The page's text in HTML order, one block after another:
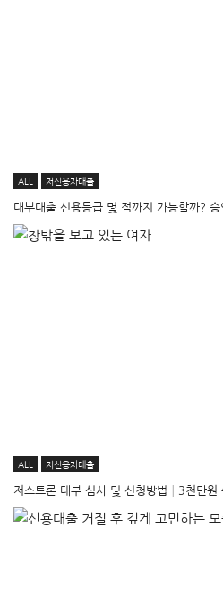
ALL 저신용자대출
대부대출 신용등급 몇 점까지 가능할까?
ALL 저신용자대출
저스트론 대부 심사 및 신청방법│3천만원